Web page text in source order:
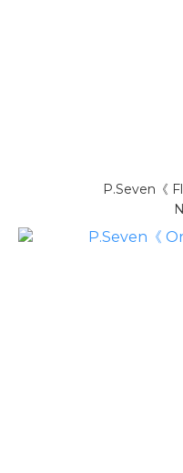
P.Seven《